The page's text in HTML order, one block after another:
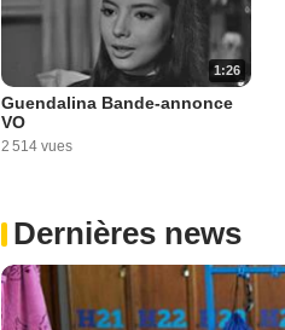
1:26
Guendalina Bande-annonce
VO
2 514 vues
Dernières news